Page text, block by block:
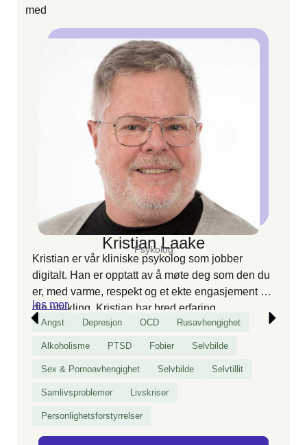
med
Kristian Laake
Psykolog
Kristian er vår kliniske psykolog som jobber
digitalt. Han er opptatt av å møte deg som den du
er, med varme, respekt og et ekte engasjement for
din utvikling. Kristian har bred erfaring
medavhengighet, parforhold og psykisk helse, og
skreddersyr samtalene slik at du opplever
hverdagen – enten du kommer alene eller som
par.
les mer
Angst Depresjon OCD Rusavhengighet
Alkoholisme PTSD Fobier Selvbilde
Sex & Pornoavhengighet Selvbilde Selvtillit
Samlivsproblemer Livskriser
Personlighetsforstyrrelser